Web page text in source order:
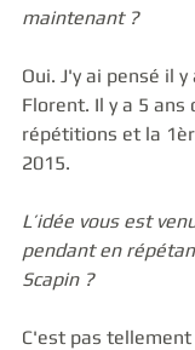
maintenant ?
Oui. J'y ai pensé il
Florent. Il y a 5 ans
répétitions et la
2015.
L’idée vous est
pendant en
Scapin ?
C'est pas